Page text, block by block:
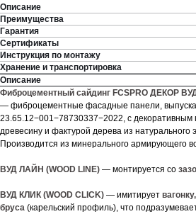
Описание
Преимущества
Гарантия
Сертификаты
Инструкция по монтажу
Хранение и транспортировка
Описание
Фиброцементный сайдинг FCSPRO ДЕКОР
— фиброцементные фасадные панели,
23.65.12−001−78730337−2022, с
древесину и фактурой дерева из натурального
Производится из минерального армирующего
ВУД ЛАЙН (WOOD LINE) — монтируется со
ВУД КЛИК (WOOD CLICK) — имитирует
бруса (карельский профиль), что